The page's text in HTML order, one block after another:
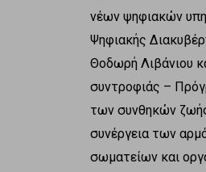
νέων ψηφιακών
Ψηφιακής
Θοδωρή Λιβάνιου
συντροφιάς –
των συνθηκών
συνέργεια των
σωματείων και